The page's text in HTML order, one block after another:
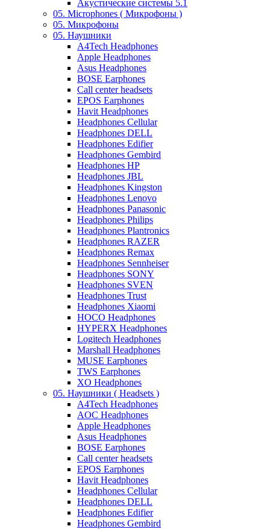
Акустические системы 5.1
05. Microphones ( Микрофоны )
05. Микрофоны
05. Наушники
A4Tech Headphones
Apple Headphones
Asus Headphones
BOSE Earphones
Call center headsets
EPOS Earphones
Havit Headphones
Headphones Cellular
Headphones DELL
Headphones Edifier
Headphones Gembird
Headphones HP
Headphones JBL
Headphones Kingston
Headphones Lenovo
Headphones Panasonic
Headphones Philips
Headphones Plantronics
Headphones RAZER
Headphones Remax
Headphones Sennheiser
Headphones SONY
Headphones SVEN
Headphones Trust
Headphones Xiaomi
HOCO Headphones
HYPERX Headphones
Logitech Headphones
Marshall Headphones
MUSE Earphones
TWS Earphones
XO Headphones
05. Наушники ( Headsets )
A4Tech Headphones
AOC Headphones
Apple Headphones
Asus Headphones
BOSE Earphones
Call center headsets
EPOS Earphones
Havit Headphones
Headphones Cellular
Headphones DELL
Headphones Edifier
Headphones Gembird